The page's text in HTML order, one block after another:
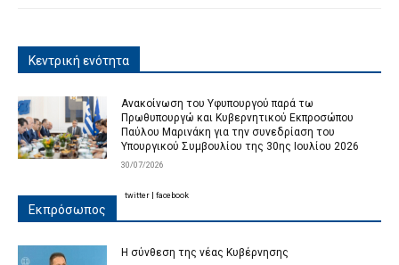
Κεντρική ενότητα
Ανακοίνωση του Υφυπουργού παρά τω
Πρωθυπουργώ και Κυβερνητικού Εκπροσώπου
Παύλου Μαρινάκη για την συνεδρίαση του
Υπουργικού Συμβουλίου της 30ης Ιουλίου 2026
30/07/2026
Εκπρόσωπος
Η σύνθεση της νέας Κυβέρνησης
twitter facebook